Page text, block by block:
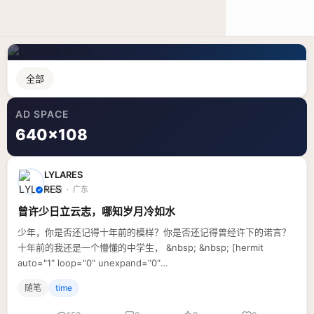
全部
AD SPACE
640×108
LYLARES
19 前 · 广东
曾许少日立云志，哪知岁月冷如水
少年，你是否还记得十年前的模样？你是否还记得曾经许下的诺言？
十年前的我还是一个懵懂的中学生， &nbsp; &nbsp; [hermit
auto="1" loop="0" unexpand="0"
随笔 time